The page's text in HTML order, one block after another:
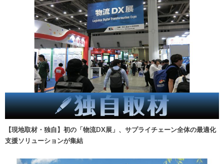
【現地取材・独自】初の「物流DX展」、サプライチェーン全体の最適化
支援ソリューションが集結